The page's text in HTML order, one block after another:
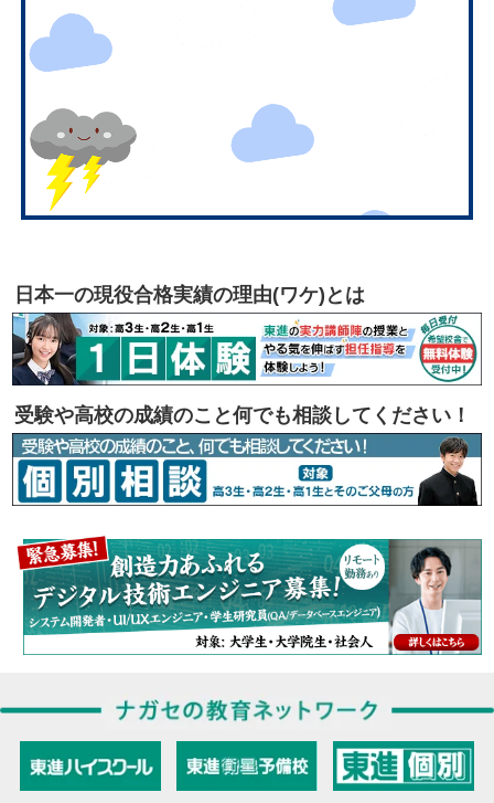
日本一の現役合格実績の理由(ワケ)とは
受験や高校の成績のこと何でも相談してください！